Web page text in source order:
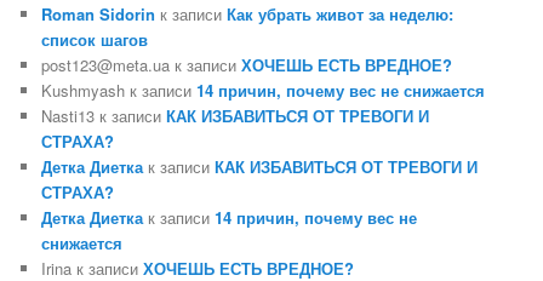
Roman Sidorin к записиКак убрать живот за неделю:
список шагов
post123@meta.ua к записиХОЧЕШЬ ЕСТЬ ВРЕДНОЕ?
Kushmyash к записи14 причин, почему вес не снижается
Nasti13 к записиКАК ИЗБАВИТЬСЯ ОТ ТРЕВОГИ И
СТРАХА?
Детка Диетка к записиКАК ИЗБАВИТЬСЯ ОТ ТРЕВОГИ И
СТРАХА?
Детка Диетка к записи14 причин, почему вес не
снижается
Irina к записиХОЧЕШЬ ЕСТЬ ВРЕДНОЕ?